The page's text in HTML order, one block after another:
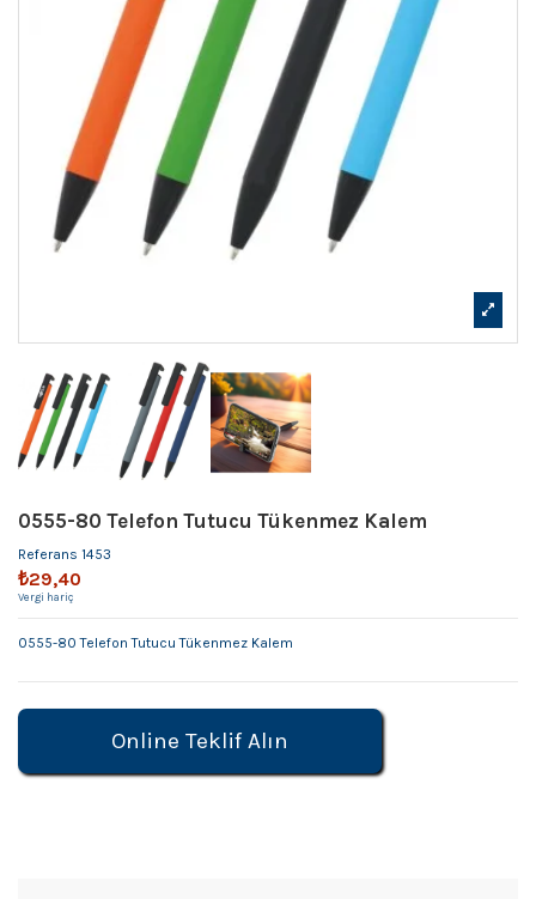
0555-80 Telefon Tutucu Tükenmez Kalem
Referans 1453
₺29,40
Vergi hariç
0555-80 Telefon Tutucu Tükenmez Kalem
Online Teklif Alın